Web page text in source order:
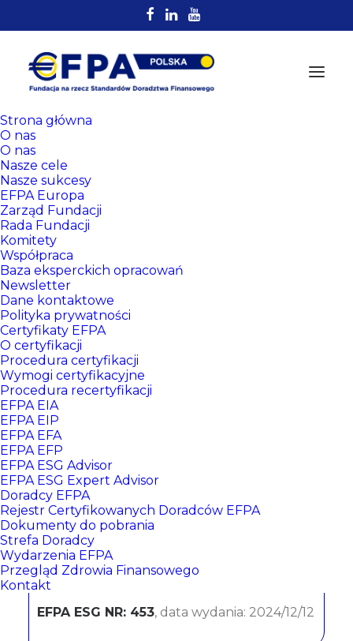
Strona główna
O nas
O nas
Nasze cele
Nasze sukcesy
EFPA Europa
Zarząd Fundacji
Rada Fundacji
Komitety
Współpraca
Baza eksperckich opracowań
Newsletter
Dane kontaktowe
Polityka prywatności
Certyfikaty EFPA
O certyfikacji
Procedura certyfikacji
Wymogi certyfikacyjne
Procedura recertyfikacji
EFPA EIA
EFPA EIP
EFPA EFA
EFPA EFP
EFPA ESG Advisor
EFPA ESG Expert Advisor
Doradcy EFPA
Rejestr Certyfikowanych Doradców EFPA
Dokumenty do pobrania
Strefa Doradcy
Wydarzenia EFPA
Przegląd Zdrowia Finansowego
Kontakt
Rejestr
Certyfikowanych
Doradców EFPA
Artur Bardziński
CERTYFIKATY:
EFPA EIP NR: 98
EFPA ESG NR: 453, data wydania: 2024/12/12